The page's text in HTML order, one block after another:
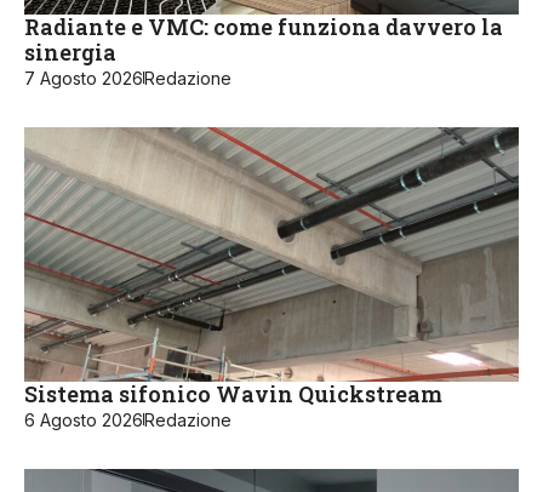
Radiante e VMC: come funziona davvero la
sinergia
7 Agosto 2026Redazione
Sistema sifonico Wavin Quickstream
6 Agosto 2026Redazione